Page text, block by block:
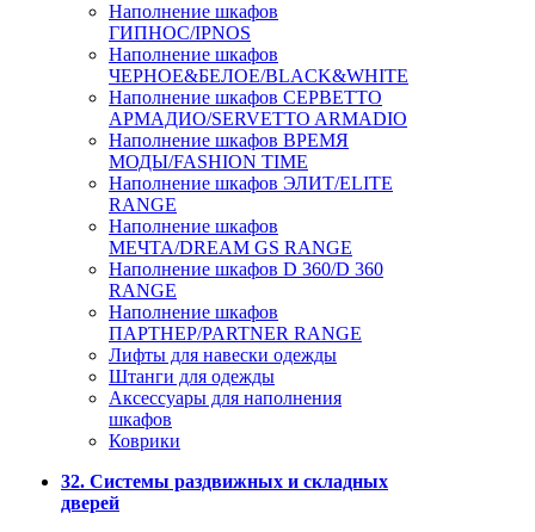
Наполнение шкафов
ГИПНОС/IPNOS
Наполнение шкафов
ЧЕРНОЕ&БЕЛОЕ/BLACK&WHITE
Наполнение шкафов СЕРВЕТТО
АРМАДИО/SERVETTO ARMADIO
Наполнение шкафов ВРЕМЯ
МОДЫ/FASHION TIME
Наполнение шкафов ЭЛИТ/ELITE
RANGE
Наполнение шкафов
МЕЧТА/DREAM GS RANGE
Наполнение шкафов D 360/D 360
RANGE
Наполнение шкафов
ПАРТНЕР/PARTNER RANGE
Лифты для навески одежды
Штанги для одежды
Аксессуары для наполнения
шкафов
Коврики
32. Системы раздвижных и складных
дверей